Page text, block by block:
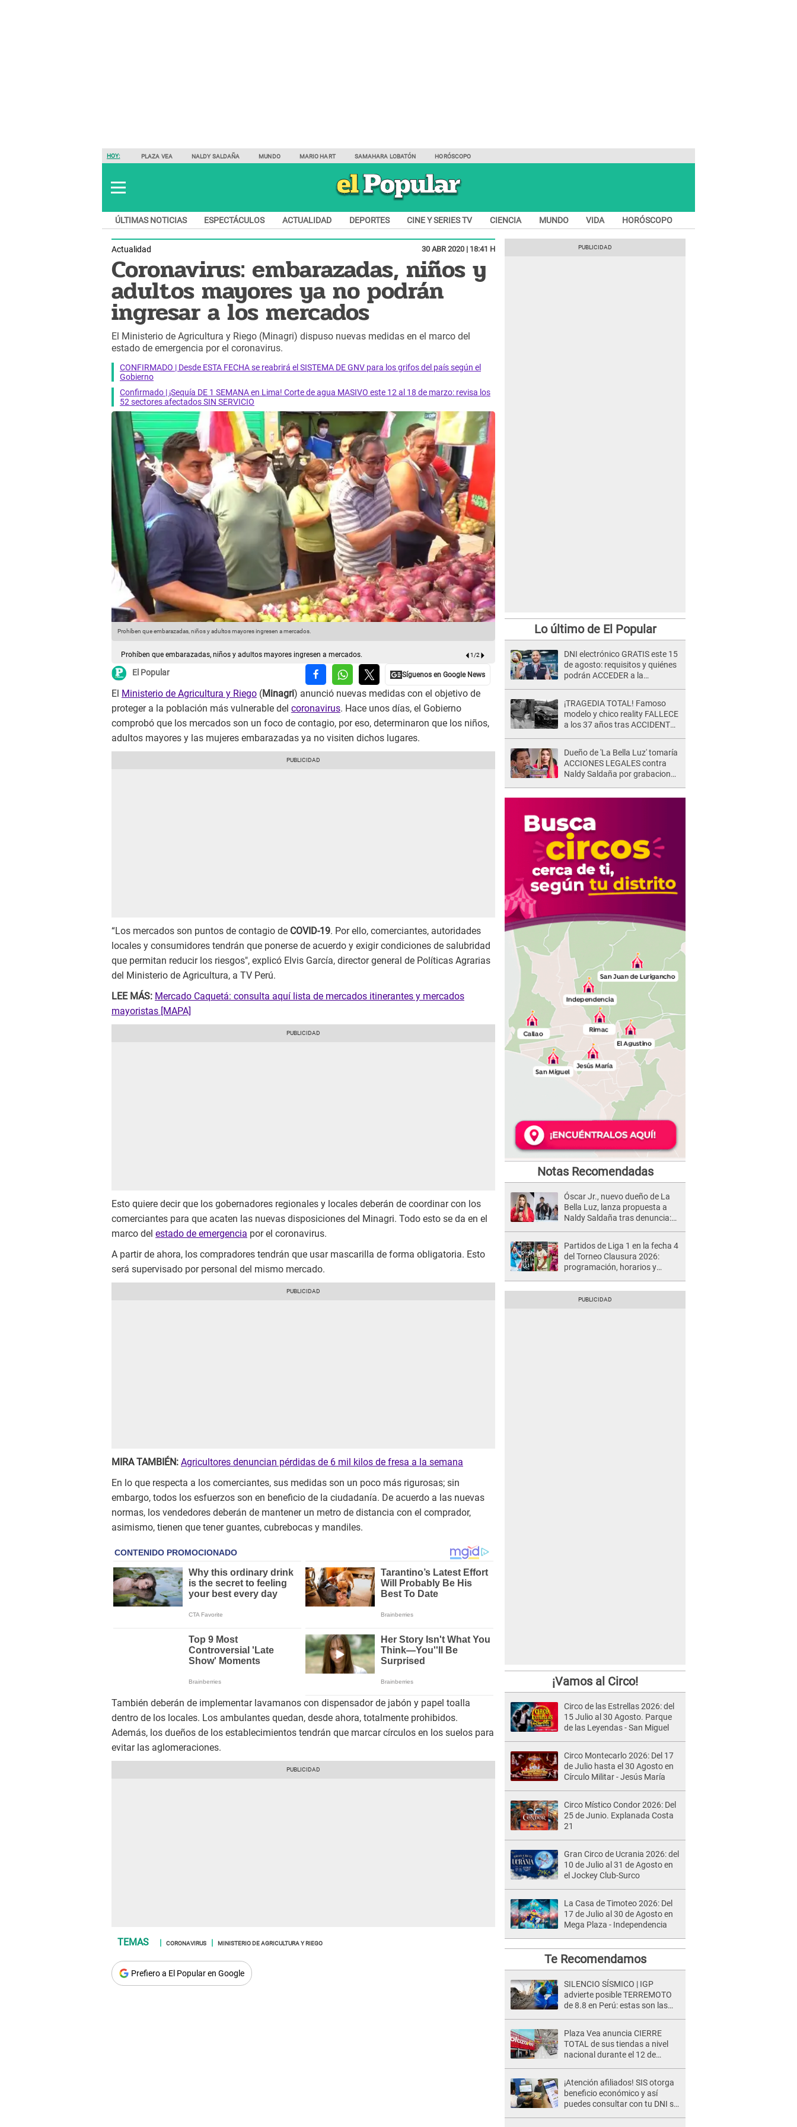
HOY: PLAZA VEA NALDY SALDAÑA MUNDO MARIO HART SAMAHARA LOBATÓN HORÓSCOPO
ÚLTIMAS NOTICIAS ESPECTÁCULOS ACTUALIDAD DEPORTES CINE Y SERIES TV CIENCIA MUNDO VIDA HORÓSCOPO
Actualidad 30 ABR 2020 | 18:41 H
Coronavirus: embarazadas, niños y
adultos mayores ya no podrán
ingresar a los mercados
El Ministerio de Agricultura y Riego (Minagri) dispuso nuevas medidas en el marco del
estado de emergencia por el coronavirus.
CONFIRMADO | Desde ESTA FECHA se reabrirá el SISTEMA DE GNV para los grifos del país según el
Gobierno
Confirmado | ¡Sequía DE 1 SEMANA en Lima! Corte de agua MASIVO este 12 al 18 de marzo: revisa los
52 sectores afectados SIN SERVICIO
Prohíben que embarazadas, niños y adultos mayores ingresen a mercados. Prohíben que embarazadas, niños y adultos mayores ingresen a mercados.
Prohíben que embarazadas, niños y adultos mayores ingresen a mercados. 1 /2
El Popular
El Ministerio de Agricultura y Riego (Minagri) anunció nuevas medidas con el objetivo de
proteger a la población más vulnerable del coronavirus. Hace unos días, el Gobierno
comprobó que los mercados son un foco de contagio, por eso, determinaron que los niños,
adultos mayores y las mujeres embarazadas ya no visiten dichos lugares.
“Los mercados son puntos de contagio de COVID-19. Por ello, comerciantes, autoridades
locales y consumidores tendrán que ponerse de acuerdo y exigir condiciones de salubridad
que permitan reducir los riesgos", explicó Elvis García, director general de Políticas Agrarias
del Ministerio de Agricultura, a TV Perú.
LEE MÁS: Mercado Caquetá: consulta aquí lista de mercados itinerantes y mercados
mayoristas [MAPA]
Esto quiere decir que los gobernadores regionales y locales deberán de coordinar con los
comerciantes para que acaten las nuevas disposiciones del Minagri. Todo esto se da en el
marco del estado de emergencia por el coronavirus.
A partir de ahora, los compradores tendrán que usar mascarilla de forma obligatoria. Esto
será supervisado por personal del mismo mercado.
MIRA TAMBIÉN: Agricultores denuncian pérdidas de 6 mil kilos de fresa a la semana
En lo que respecta a los comerciantes, sus medidas son un poco más rigurosas; sin
embargo, todos los esfuerzos son en beneficio de la ciudadanía. De acuerdo a las nuevas
normas, los vendedores deberán de mantener un metro de distancia con el comprador,
asimismo, tienen que tener guantes, cubrebocas y mandiles.
También deberán de implementar lavamanos con dispensador de jabón y papel toalla
dentro de los locales. Los ambulantes quedan, desde ahora, totalmente prohibidos.
Además, los dueños de los establecimientos tendrán que marcar círculos en los suelos para
evitar las aglomeraciones.
CORONAVIRUS MINISTERIO DE AGRICULTURA Y RIEGO
Prefiero a El Popular en Google
Lo último de El Popular
DNI electrónico GRATIS este 15
de agosto: requisitos y quiénes
podrán ACCEDER a la
¡TRAGEDIA TOTAL! Famoso
modelo y chico reality FALLECE
a los 37 años tras ACCIDENTE
Dueño de 'La Bella Luz' tomaría
ACCIONES LEGALES contra
Naldy Saldaña por grabaciones
Notas Recomendadas
Óscar Jr., nuevo dueño de La
Bella Luz, lanza propuesta a
Naldy Saldaña tras denuncia:
Partidos de Liga 1 en la fecha 4
del Torneo Clausura 2026:
programación, horarios y
¡Vamos al Circo!
Circo de las Estrellas 2026: del
15 Julio al 30 Agosto. Parque
de las Leyendas - San Miguel
Circo Montecarlo 2026: Del 17
de Julio hasta el 30 Agosto en
Círculo Militar - Jesús María
Circo Místico Condor 2026: Del
25 de Junio. Explanada Costa
21
Gran Circo de Ucrania 2026: del
10 de Julio al 31 de Agosto en
el Jockey Club-Surco
La Casa de Timoteo 2026: Del
17 de Julio al 30 de Agosto en
Mega Plaza - Independencia
Te Recomendamos
SILENCIO SÍSMICO | IGP
advierte posible TERREMOTO
de 8.8 en Perú: estas son las
Plaza Vea anuncia CIERRE
TOTAL de sus tiendas a nivel
nacional durante el 12 de
¡Atención afiliados! SIS otorga
beneficio económico y así
puedes consultar con tu DNI si